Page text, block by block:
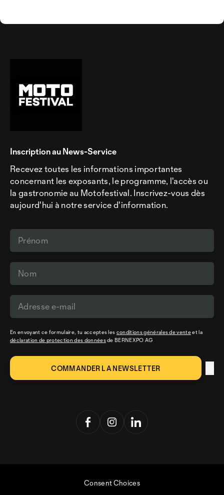
Inscription au News-Service
Recevez toutes les informations importantes
concernant les exposants, le programme, l'accès ou
la gastronomie au Motofestival. Inscrivez-vous dès
aujourd'hui à notre service d'information.
En envoyant ce formulaire, tu acceptes les conditions générales de venteet la
déclaration de protection des donnéesde BERNEXPO AG
Consent Choices